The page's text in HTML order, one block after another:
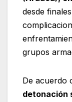
desde
grupos
De acuerdo
detonación